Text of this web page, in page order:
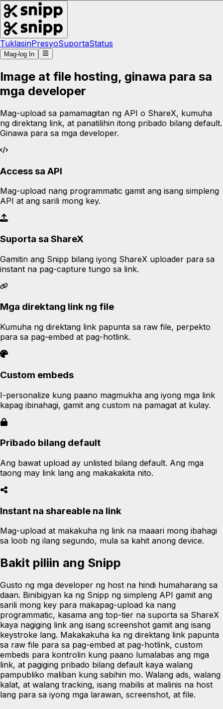
TuklasinPresyoSuportaStatus
Mag-log In
Image at file hosting, ginawa para sa
mga developer
Mag-upload sa pamamagitan ng API o ShareX, kumuha
ng direktang link, at panatilihin itong pribado bilang default.
Ginawa para sa mga developer.
Access sa API
Mag-upload nang programmatic gamit ang isang simpleng
API at ang sarili mong key.
Suporta sa ShareX
Gamitin ang Snipp bilang iyong ShareX uploader para sa
instant na pag-capture tungo sa link.
Mga direktang link ng file
Kumuha ng direktang link papunta sa raw file, perpekto
para sa pag-embed at pag-hotlink.
Custom embeds
I-personalize kung paano magmukha ang iyong mga link
kapag ibinahagi, gamit ang custom na pamagat at kulay.
Pribado bilang default
Ang bawat upload ay unlisted bilang default. Ang mga
taong may link lang ang makakakita nito.
Instant na shareable na link
Mag-upload at makakuha ng link na maaari mong ibahagi
sa loob ng ilang segundo, mula sa kahit anong device.
Bakit piliin ang Snipp
Gusto ng mga developer ng host na hindi humaharang sa
daan. Binibigyan ka ng Snipp ng simpleng API gamit ang
sarili mong key para makapag-upload ka nang
programmatic, kasama ang top-tier na suporta sa ShareX
kaya nagiging link ang isang screenshot gamit ang isang
keystroke lang. Makakakuha ka ng direktang link papunta
sa raw file para sa pag-embed at pag-hotlink, custom
embeds para kontrolin kung paano lumalabas ang mga
link, at pagiging pribado bilang default kaya walang
pampubliko maliban kung sabihin mo. Walang ads, walang
kalat, at walang tracking, isang mabilis at malinis na host
lang para sa iyong mga larawan, screenshot, at file.